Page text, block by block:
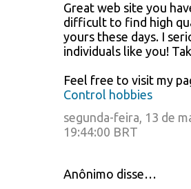
Great web site you
difficult to find high
yours these days. I
individuals like you!
Feel free to visit my
Control hobbies
segunda-feira, 13 de
19:44:00 BRT
Anônimo disse…